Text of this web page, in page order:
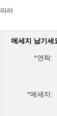
따라
메세지 남기세
*연락:
*메세지: